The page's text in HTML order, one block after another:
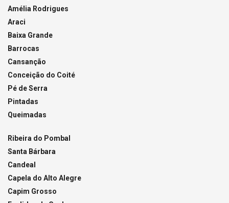
Amélia Rodrigues
Araci
Baixa Grande
Barrocas
Cansanção
Conceição do Coité
Pé de Serra
Pintadas
Queimadas
Ribeira do Pombal
Santa Bárbara
Candeal
Capela do Alto Alegre
Capim Grosso